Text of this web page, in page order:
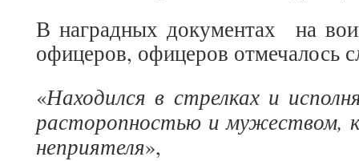
В наградных документах на
офицеров, офицеров отмечалось
«Находился в стрелках и
расторопностью и мужеством,
неприятеля»,